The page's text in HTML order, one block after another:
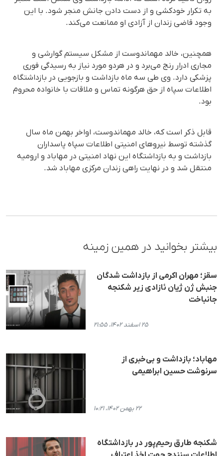
به تکرار خودکشی و از دست دادن جانش منجر شود. با این
وجود قاضی زندان از آزادی او ممانعت می‌کند.
همچنین، خالد مهماندوست از مشکل سیستم گوارشی و
مجاری ادرار رنج می‌برد و در هردو مورد نیاز به رسیدگی فوری
پزشکی دارد. وی طی سه ماه بازداشت و بازجویی در بازداشتگاه‌
اطلاعات سپاه از حق هرگونه تماس و ملاقات با خانواده محروم
بود.
قابل ذکر است که، خالد مهماندوست، اواخر بهمن ماه سال
گذشته توسط نیروهای امنیتی اطلاعات سپاه پاسداران
بازداشت و به بازداشتگاه این نهاد امنیتی در مهاباد و ارومیه
منتقل شد و در نهایت راهی زندان مرکزی مهاباد شد.
بیشتر بخوانید در همین زمینه
سقز؛ مهران اکرمی از بازداشت شدگان
جنبش ژن ژیان ئازادی زیر شکنجه
جانباخت
۲۵ اسفند ۱۴۰۲، ۲۱:۵۵
مهاباد؛ بازداشت و بی‌خبری از
سرنوشت حسین ابراهیمی
۲۲ بهمن ۱۴۰۲، ۱۰:۲۱
شکنجه طارق رحیم‌پور در بازداشتگاه